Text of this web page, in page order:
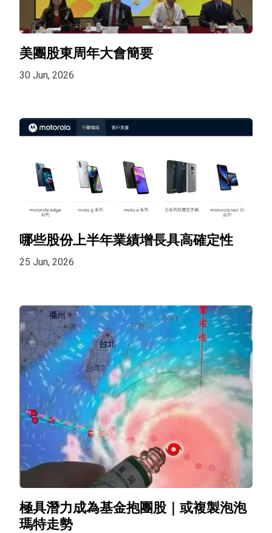
美團股東周年大會簡要
30 Jun, 2026
哪些股份上半年業績增長具高確定性
25 Jun, 2026
極具潛力成為基金抱團股｜或複製泡泡
瑪特走勢